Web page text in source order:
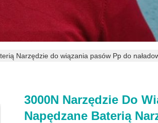
Narzędzie do wiązania pasów Pp do
3000N Narzędzie Do
Napędzane Baterią